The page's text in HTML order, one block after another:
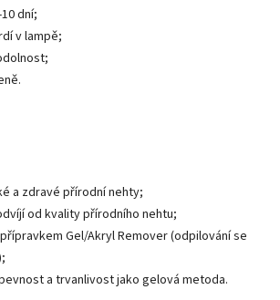
dní;
v lampě;
a zdravé přírodní nehty;
od kvality přírodního nehtu;
Gel/Akryl Remover (odpilování se
a trvanlivost jako gelová metoda.